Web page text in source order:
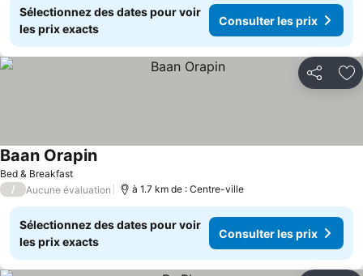
Sélectionnez des dates pour voir
les prix exacts
Consulter les prix
Partager
Bed & Breakfast
Baan Orapin
/ Aucune évaluation à 1.7 km de : Centre-ville
Sélectionnez des dates pour voir
les prix exacts
Consulter les prix